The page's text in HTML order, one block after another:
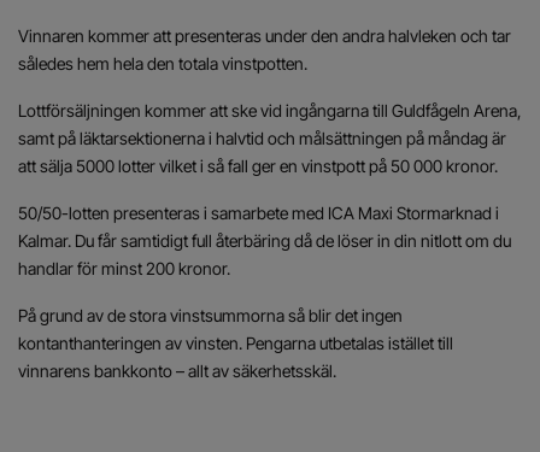
Vinnaren kommer att presenteras under den andra halvleken och tar
således hem hela den totala vinstpotten.
Lottförsäljningen kommer att ske vid ingångarna till Guldfågeln Arena,
samt på läktarsektionerna i halvtid och målsättningen på måndag är
att sälja 5000 lotter vilket i så fall ger en vinstpott på 50 000 kronor.
50/50-lotten presenteras i samarbete med ICA Maxi Stormarknad i
Kalmar. Du får samtidigt full återbäring då de löser in din nitlott om du
handlar för minst 200 kronor.
På grund av de stora vinstsummorna så blir det ingen
kontanthanteringen av vinsten. Pengarna utbetalas istället till
vinnarens bankkonto – allt av säkerhetsskäl.